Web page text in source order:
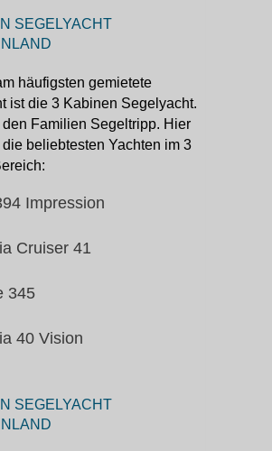
SEGELYACHT
häufigsten gemietete
ist die 3 Kabinen Segelyacht.
den Familien Segeltripp. Hier
beliebtesten Yachten im 3
Impression
Cruiser 41
345
40 Vision
SEGELYACHT